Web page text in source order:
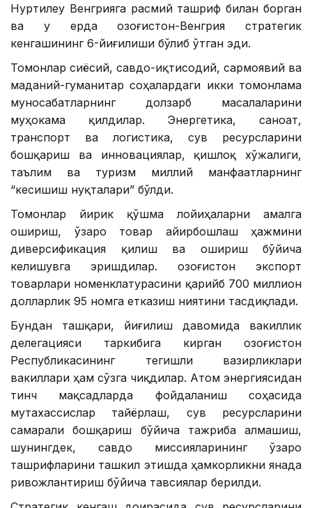
Нуртилеу Венгрияга расмий ташриф билан борган
ва у ерда Қозоғистон-Венгрия стратегик
кенгашининг 6-йиғилиши бўлиб ўтган эди.
Томонлар сиёсий, савдо-иқтисодий, сармоявий ва
маданий-гуманитар соҳалардаги икки томонлама
муносабатларнинг долзарб масалаларини
муҳокама қилдилар. Энергетика, саноат,
транспорт ва логистика, сув ресурсларини
бошқариш ва инновациялар, қишлоқ хўжалиги,
таълим ва туризм миллий манфаатларнинг
“кесишиш нуқталари” бўлди.
Томонлар йирик қўшма лойиҳаларни амалга
ошириш, ўзаро товар айирбошлаш ҳажмини
диверсификация қилиш ва ошириш бўйича
келишувга эришдилар. Қозоғистон экспорт
товарлари номенклатурасини қарийб 700 миллион
долларлик 95 номга етказиш ниятини тасдиқлади.
Бундан ташқари, йиғилиш давомида вакиллик
делегацияси таркибига кирган Қозоғистон
Республикасининг тегишли вазирликлари
вакиллари ҳам сўзга чиқдилар. Атом энергиясидан
тинч мақсадларда фойдаланиш соҳасида
мутахассислар тайёрлаш, сув ресурсларини
самарали бошқариш бўйича тажриба алмашиш,
шунингдек, савдо миссияларининг ўзаро
ташрифларини ташкил этишда ҳамкорликни янада
ривожлантириш бўйича тавсиялар берилди.